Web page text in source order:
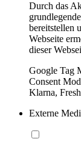
Durch das
bereitstellen
Webseite
dieser
Google Tag
Consent
Klarna,
Externe